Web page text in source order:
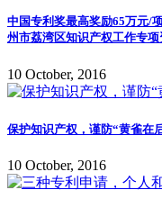
中国专利奖最高奖励65万元/
州市荔湾区知识产权工作专
10 October, 2016
保护知识产权，谨防“黄雀在
10 October, 2016